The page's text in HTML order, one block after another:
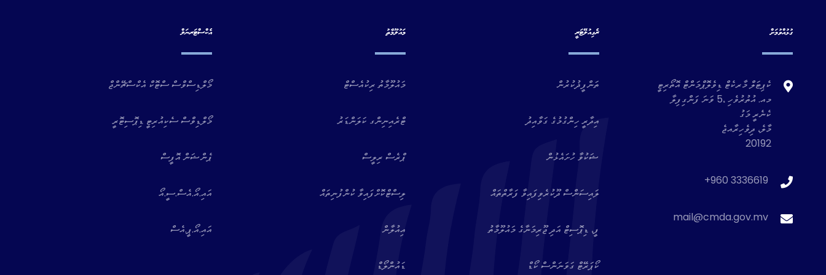
ގުޅުއްވުމަށް
ކެޕިޓަލް މާރކެޓް ޑިވެލޮޕްމަންޓް އޮތޯރިޓީ
މއ. އުތުރުވެހި ،5 ވަނަ ފަންގިފިލާ
ކެނެރީ މަގު
މާލެ، ދިވެހިރާއޖެ
20192
+960 3336619
mail@cmda.gov.mv
ރެގިއުލޭޓަރީ
ތަންފީޛުކުރުން
އިދާރީ ހިންގުމުގެ ގަވާއިދު
ޝަކުވާ ހުށައެޅުން
ލައިސަންސް ދޫކުރެވިފައިވާ ފަރާތްތައް
ފީ، ޑިޕޮސިޓް އަދި ޖޫރިމަނާގެ މައުލޫމާތު
ކޯޕަރޭޓް ގަވަނަންސް ކޯޑް
މައުލޫމާތު
މައުލޫމާތު ރިކުއެސްޓް
ޓްރެއިނިންގ ކަލަންޑަރު
ޕްރެސް ރިލީސް
ލިސްޓްކޮށްފައިވާ ކުންފުނިތައް
އިއުލާން
ޑައުންލޯޑް
އެކްސްޓަރނަލް
މޯލްޑިސްވްސް ސްޓޮކް އެކްސްޗޭންޖް
މޯލްޑިވްސް ސެކިއުރިޓީ ޑިޕޮސިޓޮރީ
ޕެންޝަން އޮފީސް
އައި.އޯ.އެސް.ސީ.އޯ
އައި.އޯ.ޕީ.އެސް